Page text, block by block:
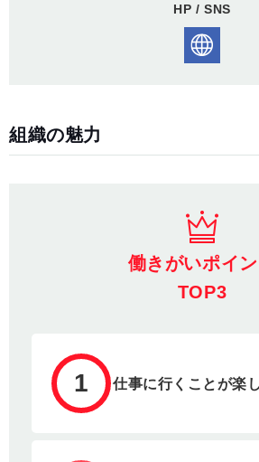
HP / SNS
組織の魅力
働きがいポイン
TOP3
1 仕事に行くことが楽